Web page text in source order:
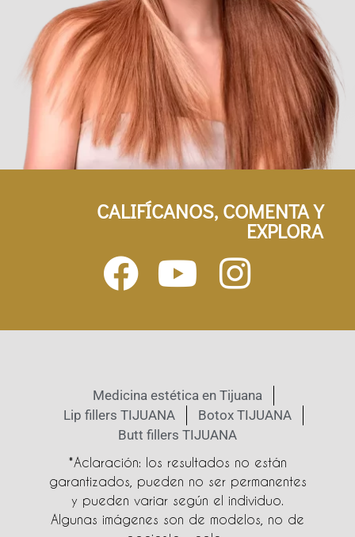
CALIFÍCANOS, COMENTA Y
EXPLORA
Medicina estética en Tijuana
Lip fillers TIJUANA
Botox TIJUANA
Butt fillers TIJUANA
*Aclaración: los resultados no están
garantizados, pueden no ser permanentes
y pueden variar según el individuo.
Algunas imágenes son de modelos, no de